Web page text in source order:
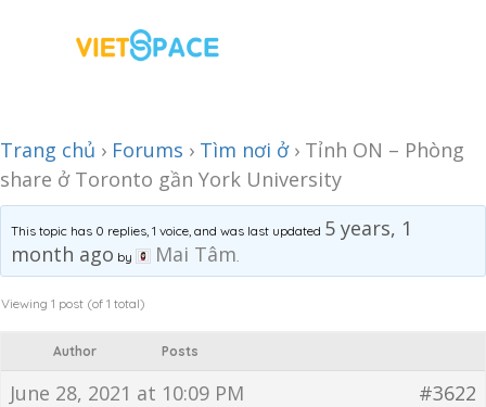
Trang chủ › Forums › Tìm nơi ở › Tỉnh ON – Phòng
share ở Toronto gần York University
This topic has 0 replies, 1 voice, and was last updated 5 years, 1
month ago by Mai Tâm.
Viewing 1 post (of 1 total)
Author Posts
June 28, 2021 at 10:09 PM #3622